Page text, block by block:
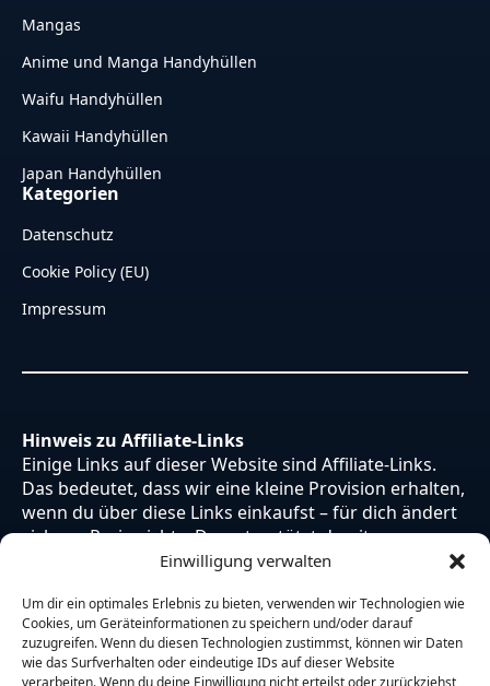
Einwilligung verwalten
Um dir ein optimales Erlebnis zu bieten, verwenden wir Technologien wie
Cookies, um Geräteinformationen zu speichern und/oder darauf
zuzugreifen. Wenn du diesen Technologien zustimmst, können wir Daten
wie das Surfverhalten oder eindeutige IDs auf dieser Website
verarbeiten. Wenn du deine Einwilligung nicht erteilst oder zurückziehst,
Mangas
Anime und Manga Handyhüllen
Waifu Handyhüllen
Kawaii Handyhüllen
Japan Handyhüllen
Kategorien
Datenschutz
Cookie Policy (EU)
Impressum
Hinweis zu Affiliate-Links
Einige Links auf dieser Website sind Affiliate-Links.
Das bedeutet, dass wir eine kleine Provision erhalten,
wenn du über diese Links einkaufst – für dich ändert
sich am Preis nichts. Du unterstützt damit unsere
Arbeit. Vielen Dank dafür!